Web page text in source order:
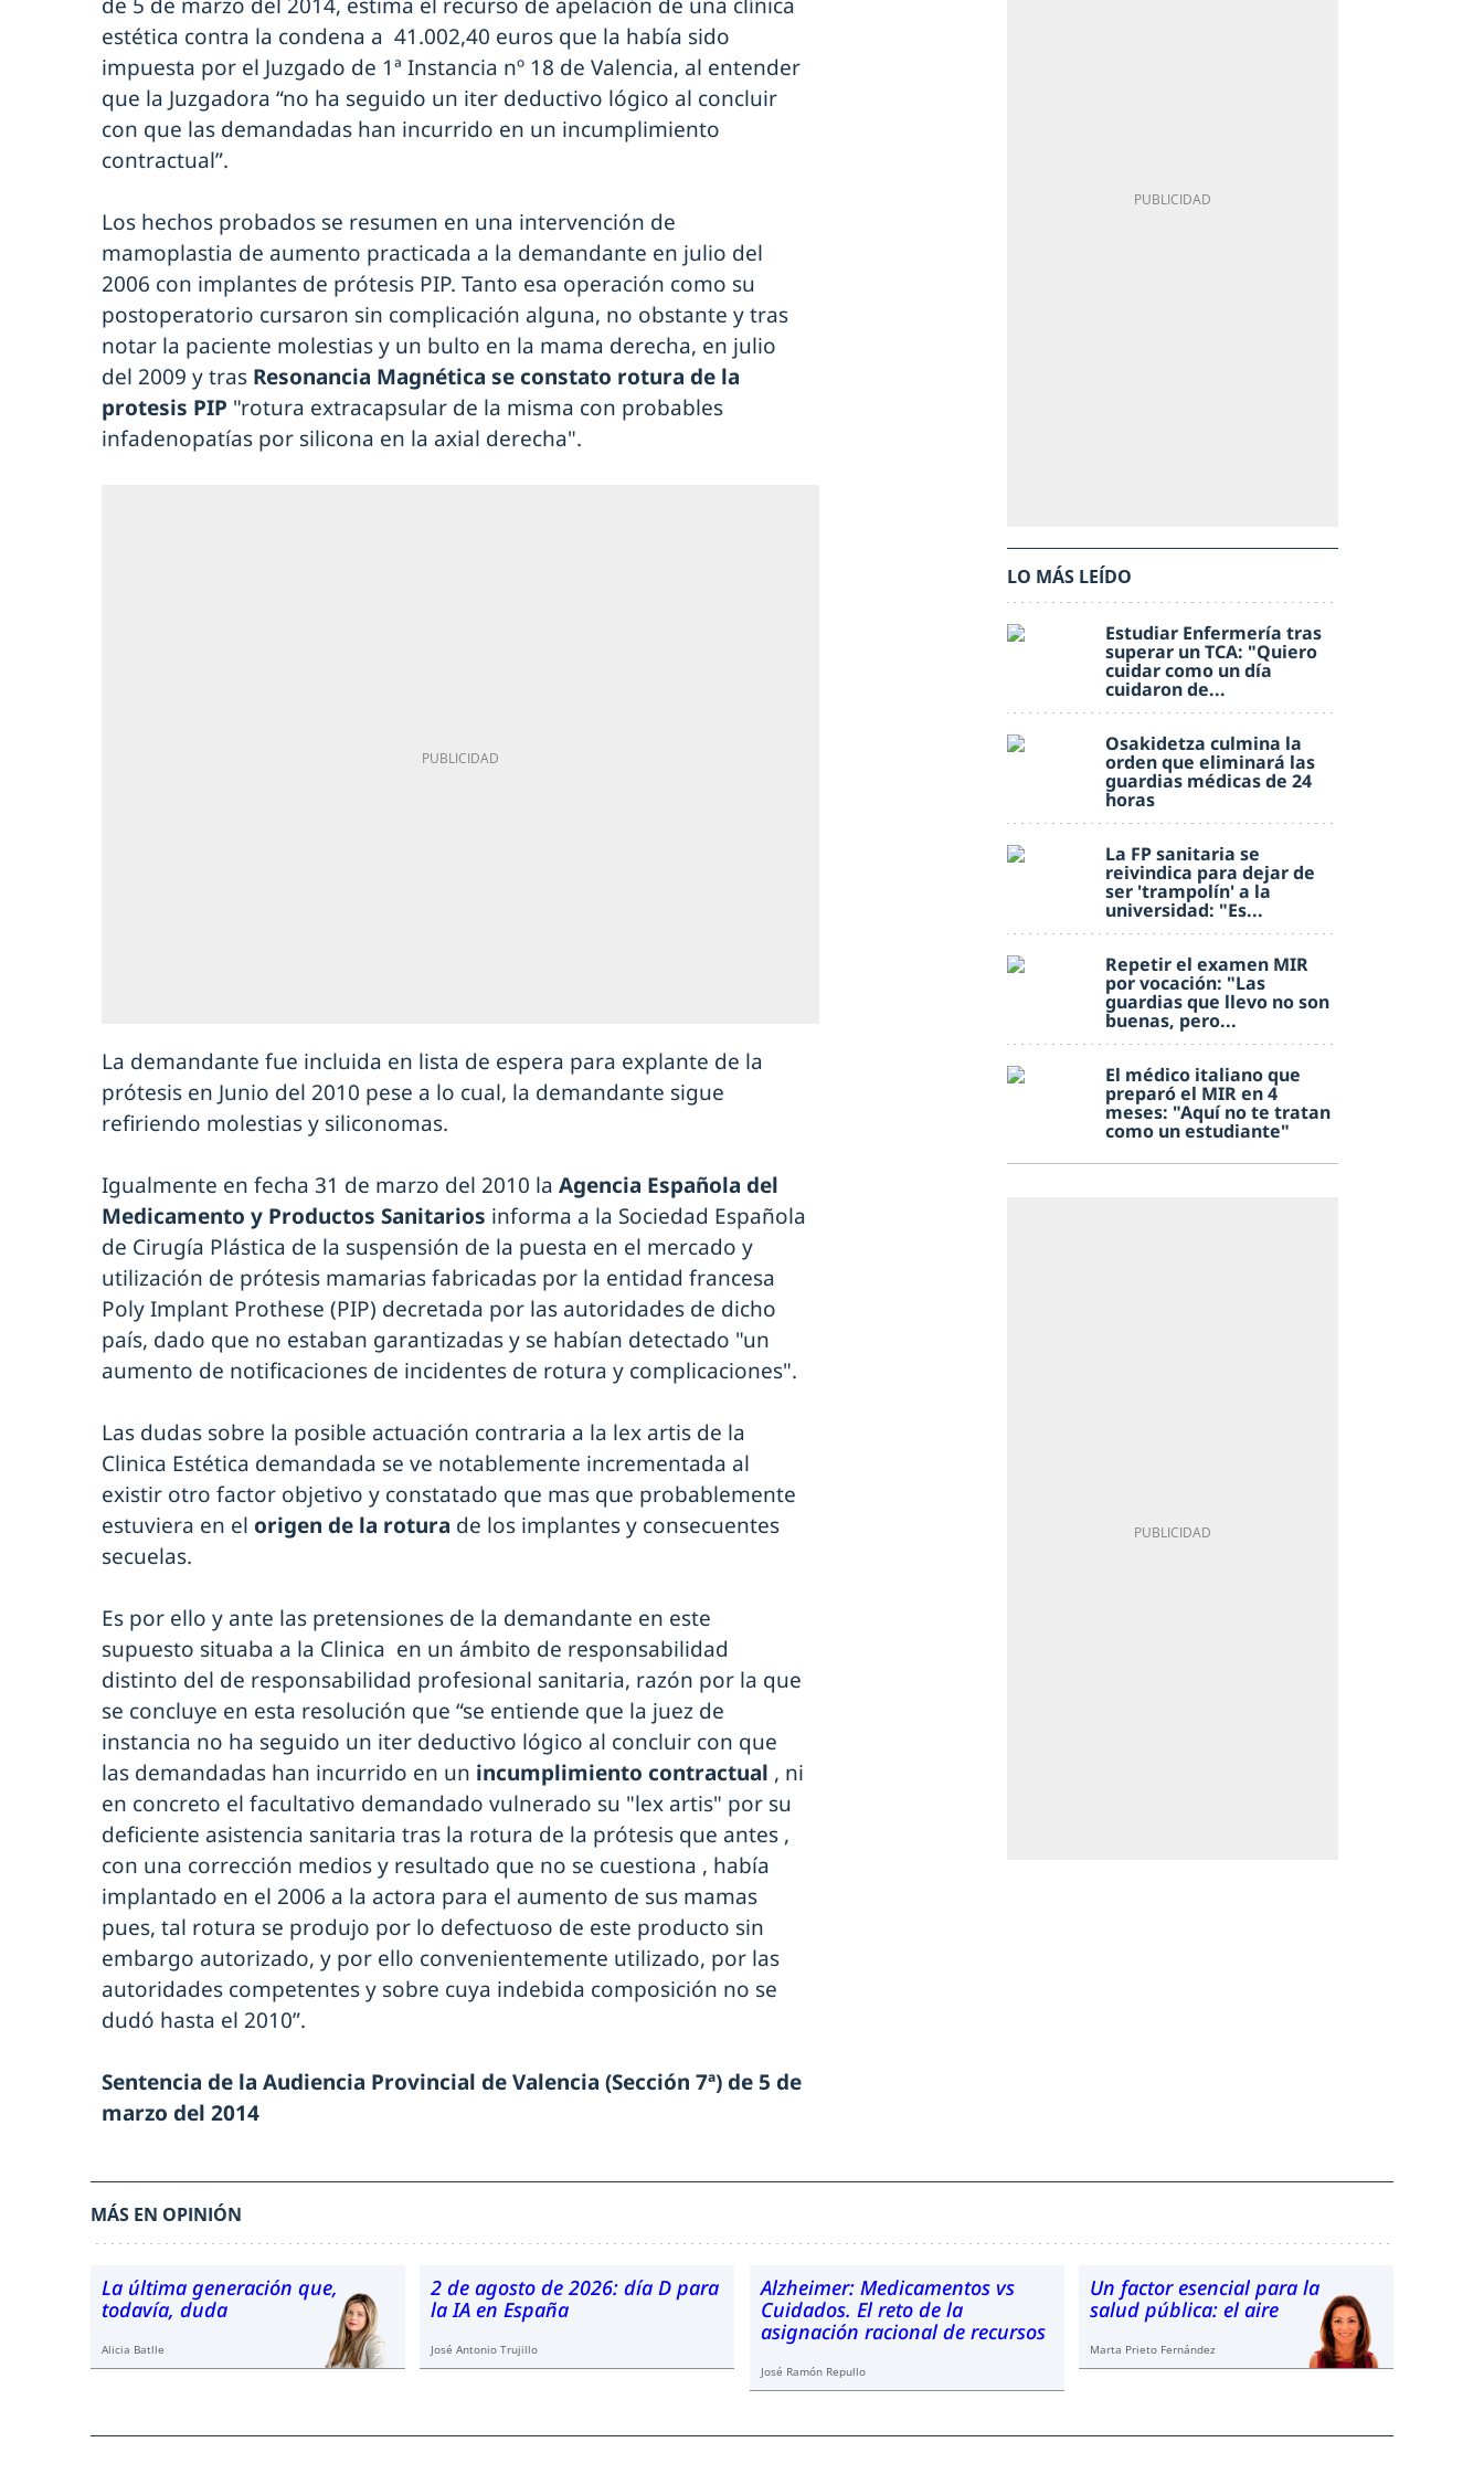
estética contra la condena a 41.002,40 euros que la había sido
impuesta por el Juzgado de 1ª Instancia nº 18 de Valencia, al entender
que la Juzgadora “no ha seguido un iter deductivo lógico al concluir
con que las demandadas han incurrido en un incumplimiento
contractual”.
Los hechos probados se resumen en una intervención de
mamoplastia de aumento practicada a la demandante en julio del
2006 con implantes de prótesis PIP. Tanto esa operación como su
postoperatorio cursaron sin complicación alguna, no obstante y tras
notar la paciente molestias y un bulto en la mama derecha, en julio
del 2009 y tras Resonancia Magnética se constato rotura de la
protesis PIP "rotura extracapsular de la misma con probables
infadenopatías por silicona en la axial derecha".
La demandante fue incluida en lista de espera para explante de la
prótesis en Junio del 2010 pese a lo cual, la demandante sigue
refiriendo molestias y siliconomas.
Igualmente en fecha 31 de marzo del 2010 la Agencia Española del
Medicamento y Productos Sanitarios informa a la Sociedad Española
de Cirugía Plástica de la suspensión de la puesta en el mercado y
utilización de prótesis mamarias fabricadas por la entidad francesa
Poly Implant Prothese (PIP) decretada por las autoridades de dicho
país, dado que no estaban garantizadas y se habían detectado "un
aumento de notificaciones de incidentes de rotura y complicaciones".
Las dudas sobre la posible actuación contraria a la lex artis de la
Clinica Estética demandada se ve notablemente incrementada al
existir otro factor objetivo y constatado que mas que probablemente
estuviera en el origen de la rotura de los implantes y consecuentes
secuelas.
Es por ello y ante las pretensiones de la demandante en este
supuesto situaba a la Clinica en un ámbito de responsabilidad
distinto del de responsabilidad profesional sanitaria, razón por la que
se concluye en esta resolución que “se entiende que la juez de
instancia no ha seguido un iter deductivo lógico al concluir con que
las demandadas han incurrido en un incumplimiento contractual , ni
en concreto el facultativo demandado vulnerado su "lex artis" por su
deficiente asistencia sanitaria tras la rotura de la prótesis que antes ,
con una corrección medios y resultado que no se cuestiona , había
implantado en el 2006 a la actora para el aumento de sus mamas
pues, tal rotura se produjo por lo defectuoso de este producto sin
embargo autorizado, y por ello convenientemente utilizado, por las
autoridades competentes y sobre cuya indebida composición no se
dudó hasta el 2010”.
Sentencia de la Audiencia Provincial de Valencia (Sección 7ª) de 5 de
marzo del 2014
LO MÁS LEÍDO
Estudiar Enfermería tras
superar un TCA: "Quiero
cuidar como un día
cuidaron de...
Osakidetza culmina la
orden que eliminará las
guardias médicas de 24
horas
La FP sanitaria se
reivindica para dejar de
ser 'trampolín' a la
universidad: "Es...
Repetir el examen MIR
por vocación: "Las
guardias que llevo no son
buenas, pero...
El médico italiano que
preparó el MIR en 4
meses: "Aquí no te tratan
como un estudiante"
MÁS EN OPINIÓN
La última generación que,
todavía, duda
Alicia Batlle
2 de agosto de 2026: día D para
la IA en España
José Antonio Trujillo
Alzheimer: Medicamentos vs
Cuidados. El reto de la
asignación racional de recursos
José Ramón Repullo
Un factor esencial para la
salud pública: el aire
Marta Prieto Fernández